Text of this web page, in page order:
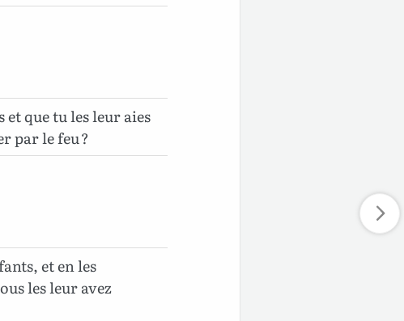
et que tu les leur aies
par le feu ?
et en les
les leur avez